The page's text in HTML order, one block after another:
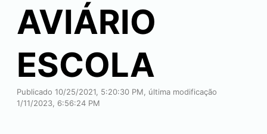
AVIÁRIO
ESCOLA
Publicado 10/25/2021, 5:20:30 PM, última modificação
1/11/2023, 6:56:24 PM